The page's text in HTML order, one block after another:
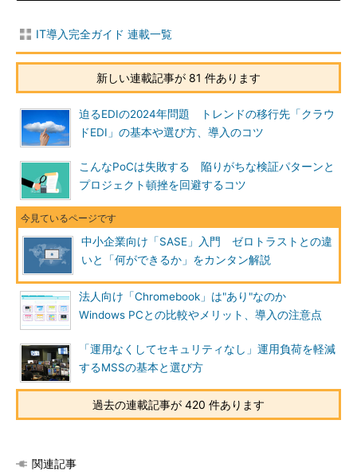
IT導入完全ガイド 連載一覧
新しい連載記事が 81 件あります
迫るEDIの2024年問題 トレンドの移行先「クラウ
ドEDI」の基本や選び方、導入のコツ
こんなPoCは失敗する 陥りがちな検証パターンと
プロジェクト頓挫を回避するコツ
中小企業向け「SASE」入門 ゼロトラストとの違
いと「何ができるか」をカンタン解説
法人向け「Chromebook」は"あり"なのか
Windows PCとの比較やメリット、導入の注意点
「運用なくしてセキュリティなし」運用負荷を軽減
するMSSの基本と選び方
過去の連載記事が 420 件あります
関連記事